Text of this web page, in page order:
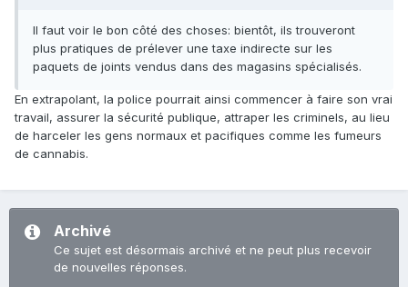
Il faut voir le bon côté des choses: bientôt, ils trouveront
plus pratiques de prélever une taxe indirecte sur les
paquets de joints vendus dans des magasins spécialisés.
En extrapolant, la police pourrait ainsi commencer à faire son vrai
travail, assurer la sécurité publique, attraper les criminels, au lieu
de harceler les gens normaux et pacifiques comme les fumeurs
de cannabis.
Archivé
Ce sujet est désormais archivé et ne peut plus recevoir
de nouvelles réponses.